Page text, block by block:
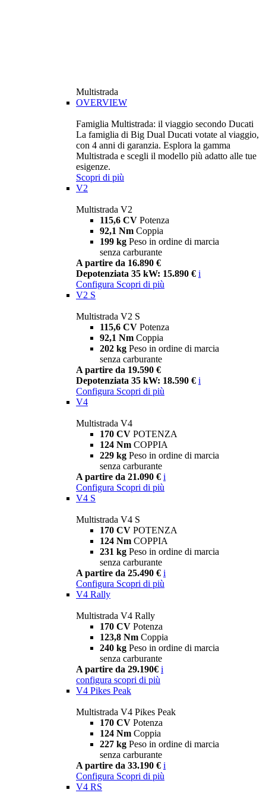
Multistrada
OVERVIEW
Famiglia Multistrada: il viaggio secondo Ducati
La famiglia di Big Dual Ducati votate al viaggio,
con 4 anni di garanzia. Esplora la gamma
Multistrada e scegli il modello più adatto alle tue
esigenze.
Scopri di più
V2
Multistrada V2
115,6 CV Potenza
92,1 Nm Coppia
199 kg Peso in ordine di marcia
senza carburante
A partire da 16.890 €
Depotenziata 35 kW: 15.890 € i
Configura Scopri di più
V2 S
Multistrada V2 S
115,6 CV Potenza
92,1 Nm Coppia
202 kg Peso in ordine di marcia
senza carburante
A partire da 19.590 €
Depotenziata 35 kW: 18.590 € i
Configura Scopri di più
V4
Multistrada V4
170 CV POTENZA
124 Nm COPPIA
229 kg Peso in ordine di marcia
senza carburante
A partire da 21.090 € i
Configura Scopri di più
V4 S
Multistrada V4 S
170 CV POTENZA
124 Nm COPPIA
231 kg Peso in ordine di marcia
senza carburante
A partire da 25.490 € i
Configura Scopri di più
V4 Rally
Multistrada V4 Rally
170 CV Potenza
123,8 Nm Coppia
240 kg Peso in ordine di marcia
senza carburante
A partire da 29.190€ i
configura scopri di più
V4 Pikes Peak
Multistrada V4 Pikes Peak
170 CV Potenza
124 Nm Coppia
227 kg Peso in ordine di marcia
senza carburante
A partire da 33.190 € i
Configura Scopri di più
V4 RS